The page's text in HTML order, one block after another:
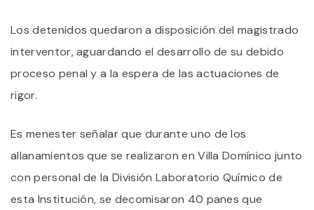
Los detenidos quedaron a disposición del magistrado
interventor, aguardando el desarrollo de su debido
proceso penal y a la espera de las actuaciones de
rigor.
Es menester señalar que durante uno de los
allanamientos que se realizaron en Villa Domínico junto
con personal de la División Laboratorio Químico de
esta Institución, se decomisaron 40 panes que